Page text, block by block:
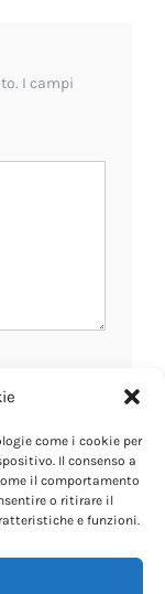
come i cookie per
Il consenso a
il comportamento
o ritirare il
e funzioni.
I campi